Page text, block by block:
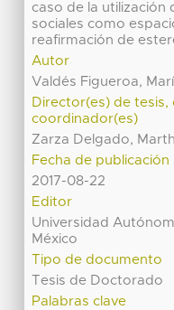
caso de la utilización
sociales como
reafirmación de
Autor
Valdés Figueroa,
Director(es) de tesis,
coordinador(es)
Zarza Delgado,
Fecha de publicación
2017-08-22
Editor
Universidad
México
Tipo de documento
Tesis de Doctorado
Palabras clave